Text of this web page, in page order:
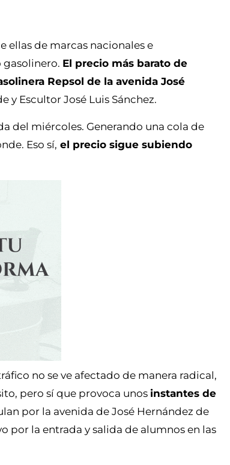
ellas de marcas nacionales e
gasolinero. El precio más barato de
Repsol de la avenida José
y Escultor José Luis Sánchez.
del miércoles. Generando una cola de
Eso sí, el precio sigue subiendo
no se ve afectado de manera radical,
pero sí que provoca unos instantes de
por la avenida de José Hernández de
por la entrada y salida de alumnos en las